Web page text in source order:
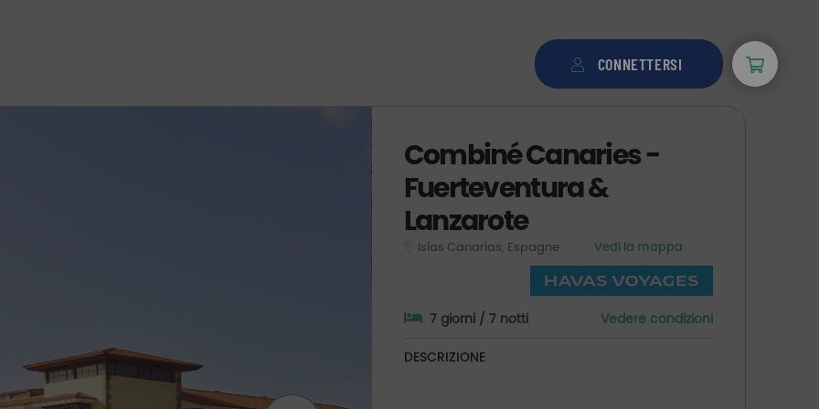
CONNETTERSI
Combiné Canaries -
Fuerteventura &
Lanzarote
Islas Canarias, Espagne Vedi la mappa
7 giorni / 7 notti Vedere condizioni
DESCRIZIONE